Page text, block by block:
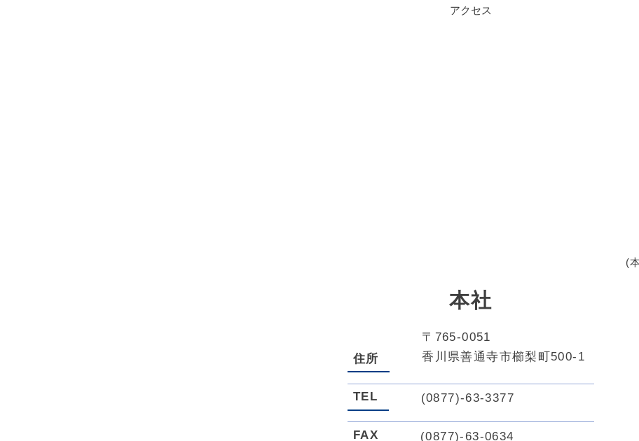
アクセス
(
本社
住所
〒765-0051
香川県善通寺市櫛梨町500-1
TEL (0877)-63-3377
FAX (0877)-63-0634